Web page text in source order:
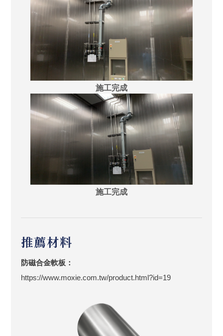
施工完成
施工完成
推薦材料
防磁合金軟板：
https://www.moxie.com.tw/product.html?id=19